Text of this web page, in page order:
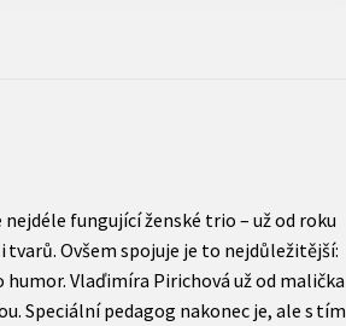
fungující ženské trio – už od roku
tvarů. Ovšem spojuje je to nejdůležitější:
Vlaďimíra Pirichová už od malička
Speciální pedagog nakonec je, ale s tím